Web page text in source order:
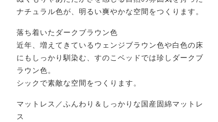
ナチュラル色が、明るい爽やかな空間をつくります。
落ち着いたダークブラウン色
近年、増えてきているウェンジブラウン色や白色の床
にもしっかり馴染む、すのこベッドでは珍しダークブ
ラウン色。
シックで素敵な空間をつくります。
マットレス／ふんわり＆しっかりな国産固綿マットレ
ス